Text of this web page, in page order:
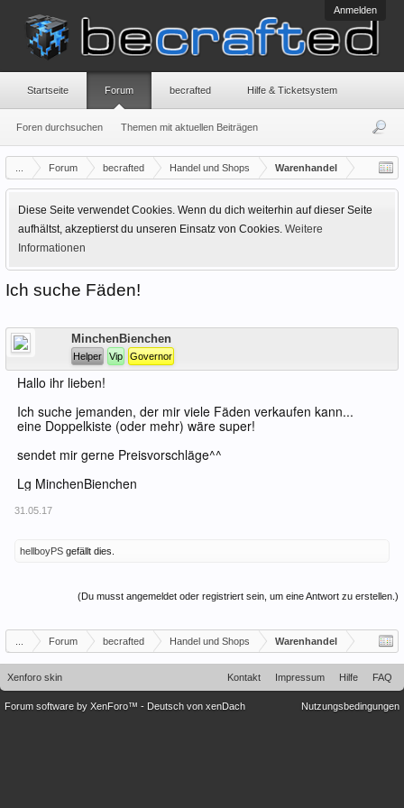
Anmelden
Forum becrafted Handel und Shops Warenhandel
Diese Seite verwendet Cookies. Wenn du dich weiterhin auf dieser Seite
aufhältst, akzeptierst du unseren Einsatz von Cookies. Weitere
Informationen
Ich suche Fäden!
MinchenBienchen
Helper Vip Governor
Hallo ihr lieben!
Ich suche jemanden, der mir viele Fäden verkaufen kann...
eine Doppelkiste (oder mehr) wäre super!
sendet mir gerne Preisvorschläge^^
Lg MinchenBienchen
31.05.17
hellboyPS gefällt dies.
(Du musst angemeldet oder registriert sein, um eine Antwort zu erstellen.)
Forum becrafted Handel und Shops Warenhandel
Startseite Forum
Foren durchsuchen Themen mit aktuellen Beiträgen
becrafted Hilfe & Ticketsystem
Xenforo skin Kontakt Impressum Hilfe FAQ
Nutzungsbedingungen
Forum software by XenForo™ - Deutsch von xenDach